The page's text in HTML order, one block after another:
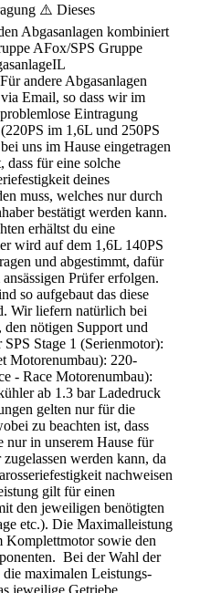
⚠️ Dieses
Abgasanlagen kombiniert
AFox/SPS Gruppe
andere Abgasanlagen
Email, so dass wir im
Eintragung
im 1,6L und 250PS
uns im Hause eingetragen
für eine solche
deines
muss, welches nur durch
bestätigt werden kann.
erhältst du eine
wird auf dem 1,6L 140PS
und abgestimmt, dafür
Prüfer erfolgen.
so aufgebaut das diese
Wir liefern natürlich bei
den nötigen Support und
Stage 1 (Serienmotor):
Motorenumbau): 220-
- Race Motorenumbau):
ab 1.3 bar Ladedruck
gelten nur für die
zu beachten ist, dass
nur in unserem Hause für
werden kann, da
nachweisen
gilt für einen
den jeweiligen benötigten
etc.). Die Maximalleistung
sowie den
Bei der Wahl der
maximalen Leistungs-